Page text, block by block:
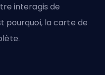
interagis de
pourquoi, la carte de